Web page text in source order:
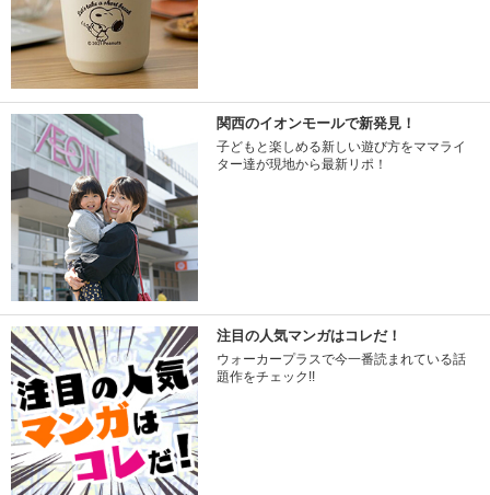
関西のイオンモールで新発見！
子どもと楽しめる新しい遊び方をママライ
ター達が現地から最新リポ！
注目の人気マンガはコレだ！
ウォーカープラスで今一番読まれている話
題作をチェック!!